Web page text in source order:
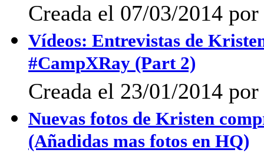
Creada el 07/03/2014
Vídeos: Entrevistas de
#CampXRay (Part 2)
Creada el 23/01/2014
Nuevas fotos de Kristen
(Añadidas mas fotos en HQ)